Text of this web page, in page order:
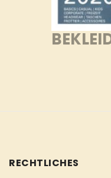
RECHTLICHES